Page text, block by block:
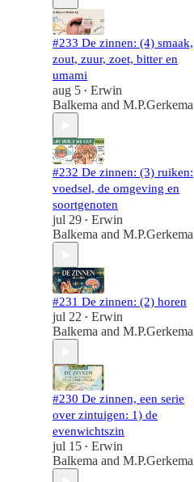
#233 De zinnen: (4) smaak,
zout, zuur, zoet, bitter en
umami
aug 5 • Erwin
Balkema and M.P.Gerkema
#232 De zinnen: (3) ruiken:
voedsel, de omgeving en
soortgenoten
jul 29 • Erwin
Balkema and M.P.Gerkema
#231 De zinnen: (2) horen
jul 22 • Erwin
Balkema and M.P.Gerkema
#230 De zinnen, een serie
over zintuigen: 1) de
evenwichtszin
jul 15 • Erwin
Balkema and M.P.Gerkema